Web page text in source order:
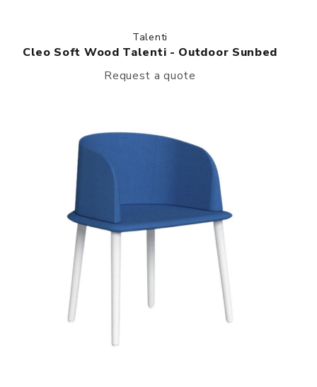
Talenti
Cleo Soft Wood Talenti - Outdoor Sunbed
Request a quote